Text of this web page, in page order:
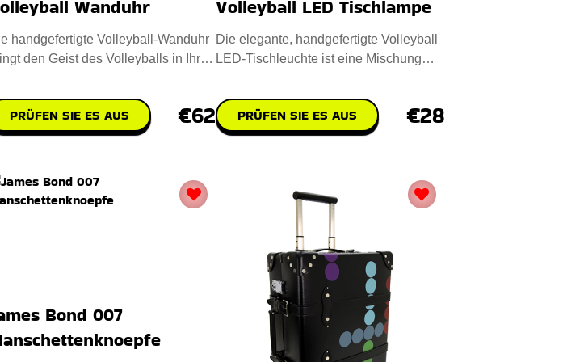
Wanduhr
handgefertigte Volleyball-Wanduhr
den Geist des Volleyballs in Ihr
PRÜFEN SIE ES AUS €62
Volleyball LED Tischlampe
Die elegante, handgefertigte Volleyball
LED-Tischleuchte ist eine Mischung
PRÜFEN SIE ES AUS €28
Bond 007